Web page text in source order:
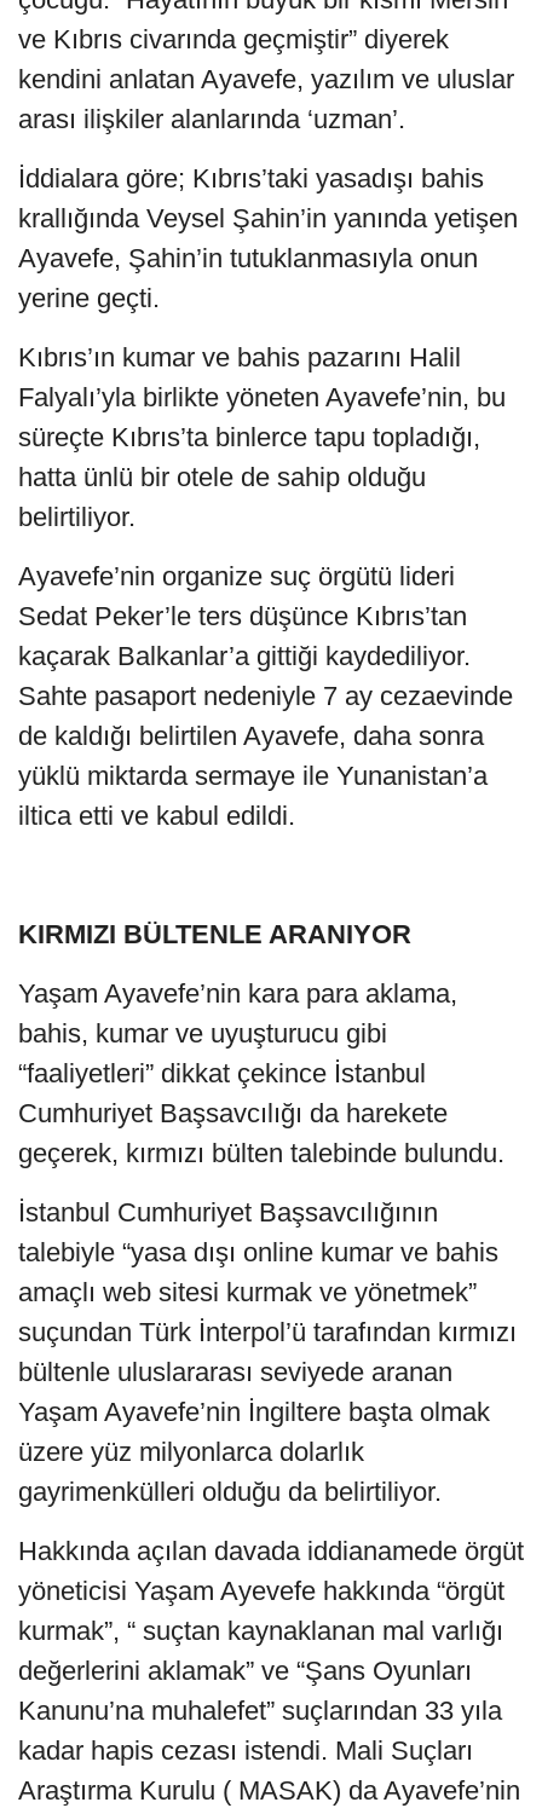
ve Kıbrıs civarında geçmiştir” diyerek
kendini anlatan Ayavefe, yazılım ve uluslar
arası ilişkiler alanlarında ‘uzman’.
İddialara göre; Kıbrıs’taki yasadışı bahis
krallığında Veysel Şahin’in yanında yetişen
Ayavefe, Şahin’in tutuklanmasıyla onun
yerine geçti.
Kıbrıs’ın kumar ve bahis pazarını Halil
Falyalı’yla birlikte yöneten Ayavefe’nin, bu
süreçte Kıbrıs’ta binlerce tapu topladığı,
hatta ünlü bir otele de sahip olduğu
belirtiliyor.
Ayavefe’nin organize suç örgütü lideri
Sedat Peker’le ters düşünce Kıbrıs’tan
kaçarak Balkanlar’a gittiği kaydediliyor.
Sahte pasaport nedeniyle 7 ay cezaevinde
de kaldığı belirtilen Ayavefe, daha sonra
yüklü miktarda sermaye ile Yunanistan’a
iltica etti ve kabul edildi.
KIRMIZI BÜLTENLE ARANIYOR
Yaşam Ayavefe’nin kara para aklama,
bahis, kumar ve uyuşturucu gibi
“faaliyetleri” dikkat çekince İstanbul
Cumhuriyet Başsavcılığı da harekete
geçerek, kırmızı bülten talebinde bulundu.
İstanbul Cumhuriyet Başsavcılığının
talebiyle “yasa dışı online kumar ve bahis
amaçlı web sitesi kurmak ve yönetmek”
suçundan Türk İnterpol’ü tarafından kırmızı
bültenle uluslararası seviyede aranan
Yaşam Ayavefe’nin İngiltere başta olmak
üzere yüz milyonlarca dolarlık
gayrimenkülleri olduğu da belirtiliyor.
Hakkında açılan davada iddianamede örgüt
yöneticisi Yaşam Ayevefe hakkında “örgüt
kurmak”, “ suçtan kaynaklanan mal varlığı
değerlerini aklamak” ve “Şans Oyunları
Kanunu’na muhalefet” suçlarından 33 yıla
kadar hapis cezası istendi. Mali Suçları
Araştırma Kurulu ( MASAK) da Ayavefe’nin